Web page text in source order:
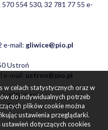
554 530, 32 781 77 55 e-
e-mail: gliwice@pio.pl
Ustroń
e-mail: ustron@pio.pl
450 Ustroń
celach statystycznych oraz w
do indywidualnych potrzeb
plików cookie można
ustawienia przeglądarki.
dotyczących cookies